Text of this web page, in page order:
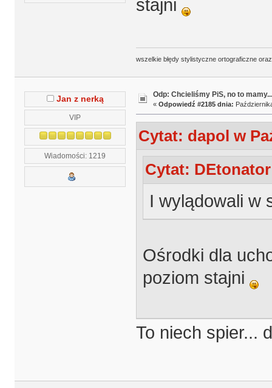
stajni
wszelkie błędy stylistyczne ortograficzne
Jan z nerką
VIP
Wiadomości: 1219
Odp: Chcieliśmy PiS, no to
« Odpowiedź #2185 dnia:
Cytat: dapol w
Cytat: DEtonator
I wylądowali w
Ośrodki dla
poziom stajni
To niech spier...